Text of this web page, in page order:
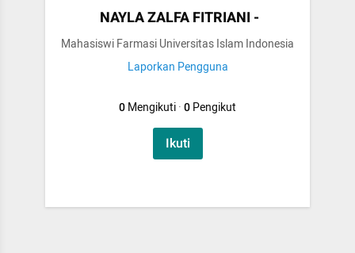
NAYLA ZALFA FITRIANI -
Mahasiswi Farmasi Universitas Islam Indonesia
Laporkan Pengguna
0Mengikuti·0Pengikut
Ikuti